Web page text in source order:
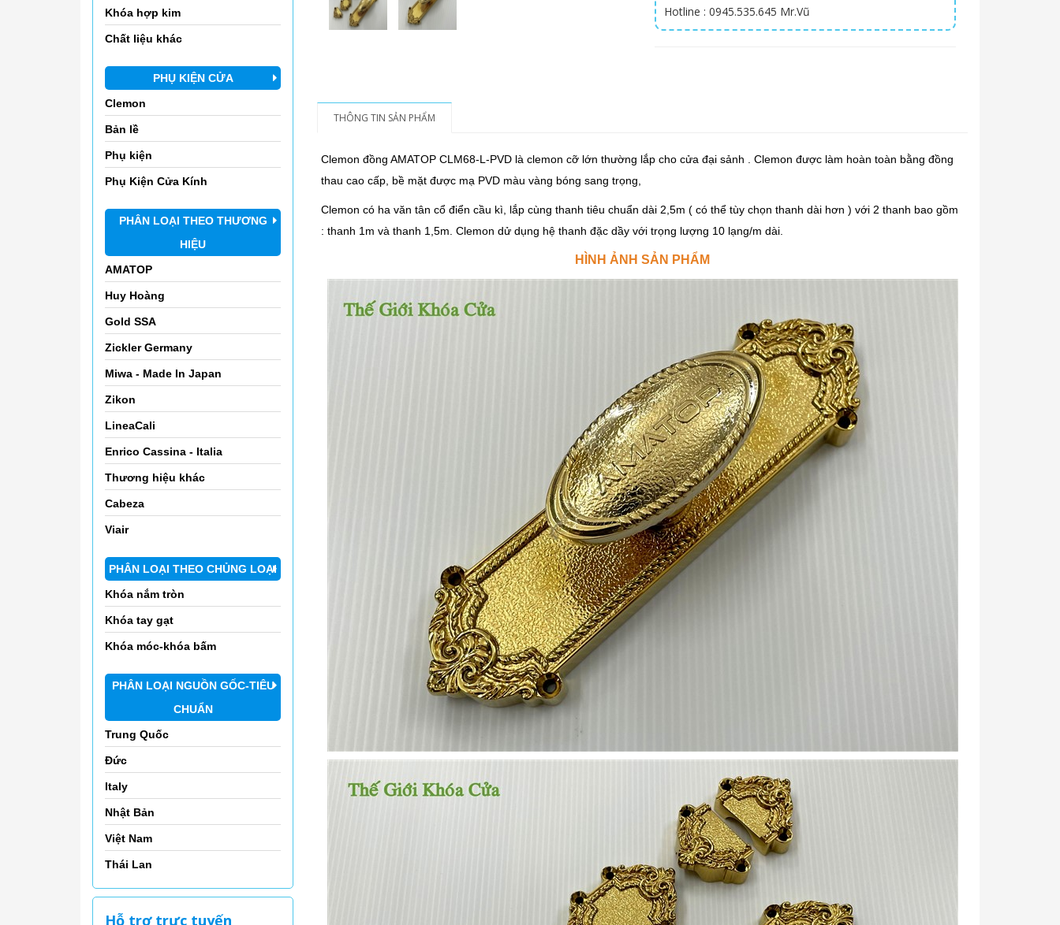
Khóa hợp kim
Chất liệu khác
PHỤ KIỆN CỬA
Clemon
Bản lề
Phụ kiện
Phụ Kiện Cửa Kính
PHÂN LOẠI THEO THƯƠNG
HIỆU
AMATOP
Huy Hoàng
Gold SSA
Zickler Germany
Miwa - Made In Japan
Zikon
LineaCali
Enrico Cassina - Italia
Thương hiệu khác
Cabeza
Viair
PHÂN LOẠI THEO CHỦNG LOẠI
Khóa nắm tròn
Khóa tay gạt
Khóa móc-khóa bấm
PHÂN LOẠI NGUỒN GỐC-TIÊU
CHUẨN
Trung Quốc
Đức
Italy
Nhật Bản
Việt Nam
Thái Lan
Hỗ trợ trực tuyến
Hotline : 0945.535.645 Mr.Vũ
THÔNG TIN SẢN PHẨM
Clemon đồng AMATOP CLM68-L-PVD là clemon cỡ lớn thường lắp cho cửa đại sảnh . Clemon được làm hoàn toàn bằng đồng
thau cao cấp, bề mặt được mạ PVD màu vàng bóng sang trọng,
Clemon có ha văn tân cổ điển cầu kì, lắp cùng thanh tiêu chuẩn dài 2,5m ( có thể tùy chọn thanh dài hơn ) với 2 thanh bao gồm
: thanh 1m và thanh 1,5m. Clemon dử dụng hệ thanh đặc dầy với trọng lượng 10 lạng/m dài.
HÌNH ẢNH SẢN PHẨM